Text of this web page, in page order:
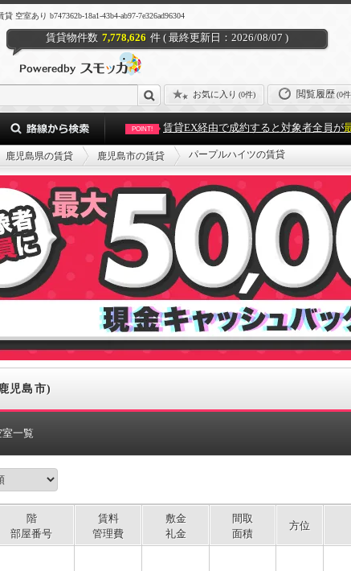
空室あり b747362b-18a1-43b4-ab97-7e326ad96304
賃貸物件数 7,778,626 件 ( 最終更新日：2026/08/07 )
お気に入り (0件) 閲覧履歴(0
POINT! 賃貸EX経由で成約すると対象者全員が
鹿児島県の賃貸 鹿児島市の賃貸 パープルハイツの賃貸
児島市)
一覧
階
部屋番号
賃料
管理費
敷金
礼金
間取
面積
方位